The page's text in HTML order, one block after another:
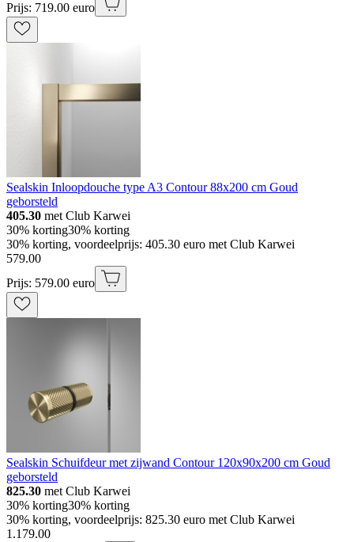
Prijs: 719.00 euro
Sealskin Inloopdouche type A3 Contour 88x200 cm Goud
geborsteld
405.30 met Club Karwei
30% korting30% korting
30% korting, voordeelprijs: 405.30 euro met Club Karwei
579.00
Prijs: 579.00 euro
Sealskin Schuifdeur met zijwand Contour 120x90x200 cm Goud
geborsteld
825.30 met Club Karwei
30% korting30% korting
30% korting, voordeelprijs: 825.30 euro met Club Karwei
1 .179.00